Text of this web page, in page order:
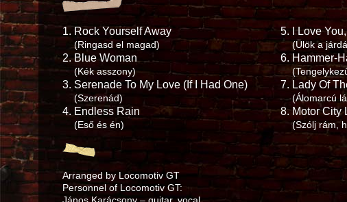
1. Rock Yourself Away
(Ringasd el magad)
2.Blue Woman
(Kék asszony)
3. Serenade To My Love (If I Had One)
(Szerenád)
4. Endless Rain
(Eső és én)
5.I Love
(Ülök a
6. Hammer-
7. Lady Of
(Álomarcú
8.Motor City
(Szólj rám,
Arranged by Locomotiv GT
Personnel of Locomotiv GT: